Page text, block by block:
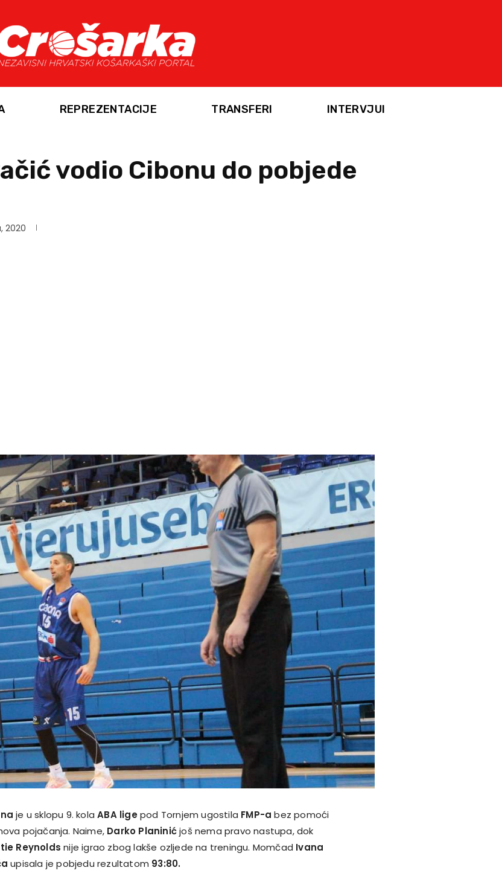
REPREZENTACIJE TRANSFERI INTERVJUI
vodio Cibonu do pobjede
2020
je u sklopu 9. kolaABA ligepod Tornjem ugostila FMP-a bez pomoći
pojačanja. Naime, Darko Planinićjoš nema pravo nastupa, dok
Reynolds nije igrao zbog lakše ozljede na treningu. Momčad Ivana
upisala je pobjedu rezultatom 93:80.